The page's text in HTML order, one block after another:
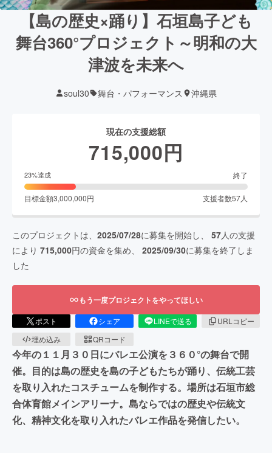
【島の歴史×踊り】石垣島子ども
舞台360°プロジェクト～明和の大
津波を未来へ
soul30 舞台・パフォーマンス 沖縄県
現在の支援総額
715,000円
23%達成 終了
目標金額3,000,000円 支援者数57人
このプロジェクトは、 2025/07/28に募集を開始し、 57人の支援
により 715,000円の資金を集め、 2025/09/30に募集を終了しま
した
もう一度プロジェクトをやってほしい
ポスト シェア LINEで送る
URLコピー
埋め込み
QRコード
今年の１１月３０日にバレエ公演を３６０°の舞台で開
催。目的は島の歴史を島の子どもたちが踊り、伝統工芸
を取り入れたコスチュームを制作する。場所は石垣市総
合体育館メインアリーナ。島ならではの歴史や伝統文
化、精神文化を取り入れたバレエ作品を発信したい。